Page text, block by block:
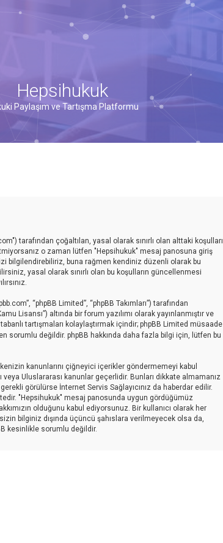
Hepsihukuk
Paylaşım ve Tartışma Platformu
tarafından çoğaltılan, yasal olarak sınırlı olan alttaki koşulları
o zaman lütfen "Hepsihukuk" mesaj panosuna giriş
bilgilendirebiliriz, buna rağmen kendiniz düzenli olarak bu
yasal olarak sınırlı olan bu koşulların güncellenmesi
“phpBB Limited”, “phpBB Takımları”) tarafından
Lisansı”) altında bir forum yazılımı olarak yayınlanmıştır ve
tartışmaları kolaylaştırmak içindir; phpBB Limited müsaade
sorumlu değildir. phpBB hakkında daha fazla bilgi için, lütfen bu
kanunlarını çiğneyici içerikler göndermemeyi kabul
Uluslararası kanunlar geçerlidir. Bunları dikkate almamanız
görülürse İnternet Servis Sağlayıcınız da haberdar edilir.
"Hepsihukuk" mesaj panosunda uygun gördüğümüz
olduğunu kabul ediyorsunuz. Bir kullanıcı olarak her
bilginiz dışında üçüncü şahıslara verilmeyecek olsa da,
kesinlikle sorumlu değildir.